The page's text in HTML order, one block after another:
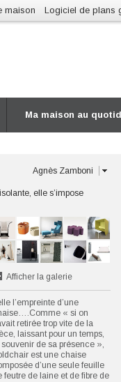
maison Logiciel de plans
Ma maison au
Agnès Zamboni
elle s’impose
Afficher la galerie
l’empreinte d’une
« si on
retirée trop vite de la
laissant pour un temps,
souvenir de sa présence »,
est une chaise
d’une seule feuille
feutre de laine et de fibre de